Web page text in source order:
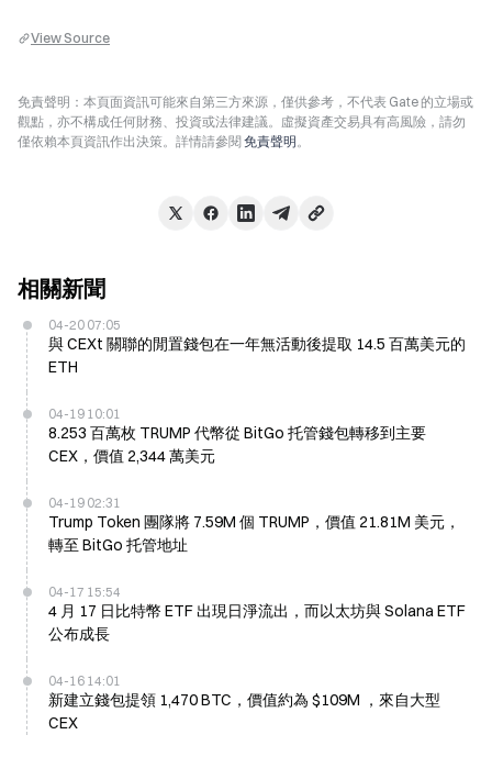
View Source
免責聲明：本頁面資訊可能來自第三方來源，僅供參考，不代表 Gate 的立場或
觀點，亦不構成任何財務、投資或法律建議。虛擬資產交易具有高風險，請勿
僅依賴本頁資訊作出決策。詳情請參閱 免責聲明。
相關新聞
04-20 07:05
與 CEXt 關聯的閒置錢包在一年無活動後提取 14.5 百萬美元的
ETH
04-19 10:01
8.253 百萬枚 TRUMP 代幣從 BitGo 托管錢包轉移到主要
CEX，價值 2,344 萬美元
04-19 02:31
Trump Token 團隊將 7.59M 個 TRUMP，價值 21.81M 美元，
轉至 BitGo 托管地址
04-17 15:54
4 月 17 日比特幣 ETF 出現日淨流出，而以太坊與 Solana ETF
公布成長
04-16 14:01
新建立錢包提領 1,470 BTC，價值約為 $109M ，來自大型
CEX